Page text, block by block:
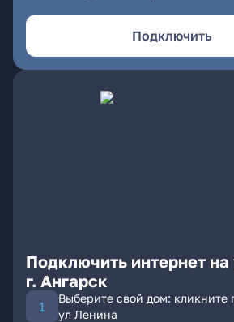
Подключить
Подключить интернет
г. Ангарск
Выберите свой дом: кликните
ул Ленина